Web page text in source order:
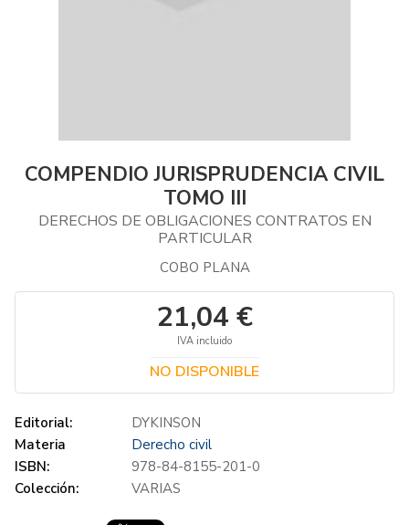
COMPENDIO JURISPRUDENCIA CIVIL
TOMO III
DERECHOS DE OBLIGACIONES CONTRATOS EN
PARTICULAR
COBO PLANA
21,04 €
IVA incluido
NO DISPONIBLE
Editorial:
DYKINSON
Materia
Derecho civil
ISBN:
978-84-8155-201-0
Colección:
VARIAS